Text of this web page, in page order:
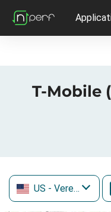
T-Mobile
US - Verenigde Staten